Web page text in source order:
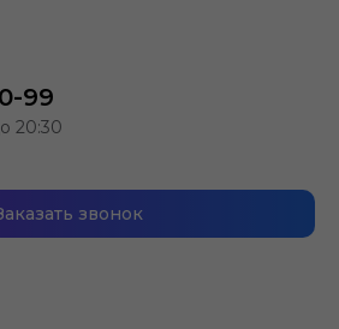
99
20:30
звонок